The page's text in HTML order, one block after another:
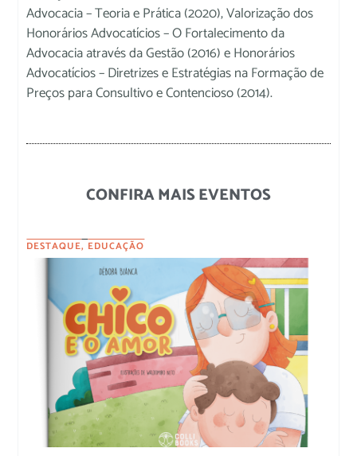
Advocacia – Teoria e Prática (2020), Valorização dos
Honorários Advocatícios – O Fortalecimento da
Advocacia através da Gestão (2016) e Honorários
Advocatícios – Diretrizes e Estratégias na Formação de
Preços para Consultivo e Contencioso (2014).
CONFIRA MAIS EVENTOS
DESTAQUE, EDUCAÇÃO